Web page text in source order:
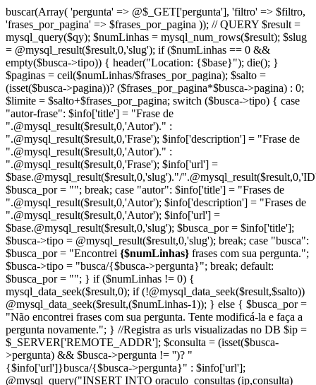
buscar(Array( 'pergunta' => @$_GET['pergunta'], 'filtro' => $filtro,
'frases_por_pagina' => $frases_por_pagina )); // QUERY $result =
mysql_query($qy); $numLinhas = mysql_num_rows($result); $slug
= @mysql_result($result,0,'slug'); if ($numLinhas == 0 &&
empty($busca->tipo)) { header("Location: {$base}"); die(); }
$paginas = ceil($numLinhas/$frases_por_pagina); $salto =
(isset($busca->pagina))? ($frases_por_pagina*$busca->pagina) : 0;
$limite = $salto+$frases_por_pagina; switch ($busca->tipo) { case
"autor-frase": $info['title'] = "Frase de
".@mysql_result($result,0,'Autor')." :
".@mysql_result($result,0,'Frase'); $info['description'] = "Frase de
".@mysql_result($result,0,'Autor')." :
".@mysql_result($result,0,'Frase'); $info['url'] =
$base.@mysql_result($result,0,'slug')."/
$busca_por = ""; break; case "autor": $info['title'] = "Frases de
".@mysql_result($result,0,'Autor'); $info['description'] = "Frases de
".@mysql_result($result,0,'Autor'); $info['url'] =
$base.@mysql_result($result,0,'slug'); $busca_por = $info['title'];
$busca->tipo = @mysql_result($result,0,'slug'); break; case "busca":
$busca_por = "Encontrei {$numLinhas} frases com sua pergunta.";
$busca->tipo = "busca/{$busca->pergunta}"; break; default:
$busca_por = ""; } if ($numLinhas != 0) {
mysql_data_seek($result,0); if (!@mysql_data_seek($result,$salto))
@mysql_data_seek($result,($numLinhas-1)); } else { $busca_por =
"Não encontrei frases com sua pergunta. Tente modificá-la e faça a
pergunta novamente."; } //Registra as urls visualizadas no DB $ip =
$_SERVER['REMOTE_ADDR']; $consulta = (isset($busca-
>pergunta) && $busca->pergunta != '')? "
{$info['url']}busca/{$busca->pergunta}" : $info['url'];
@mysql_query("INSERT INTO oraculo_consultas (ip,consulta)